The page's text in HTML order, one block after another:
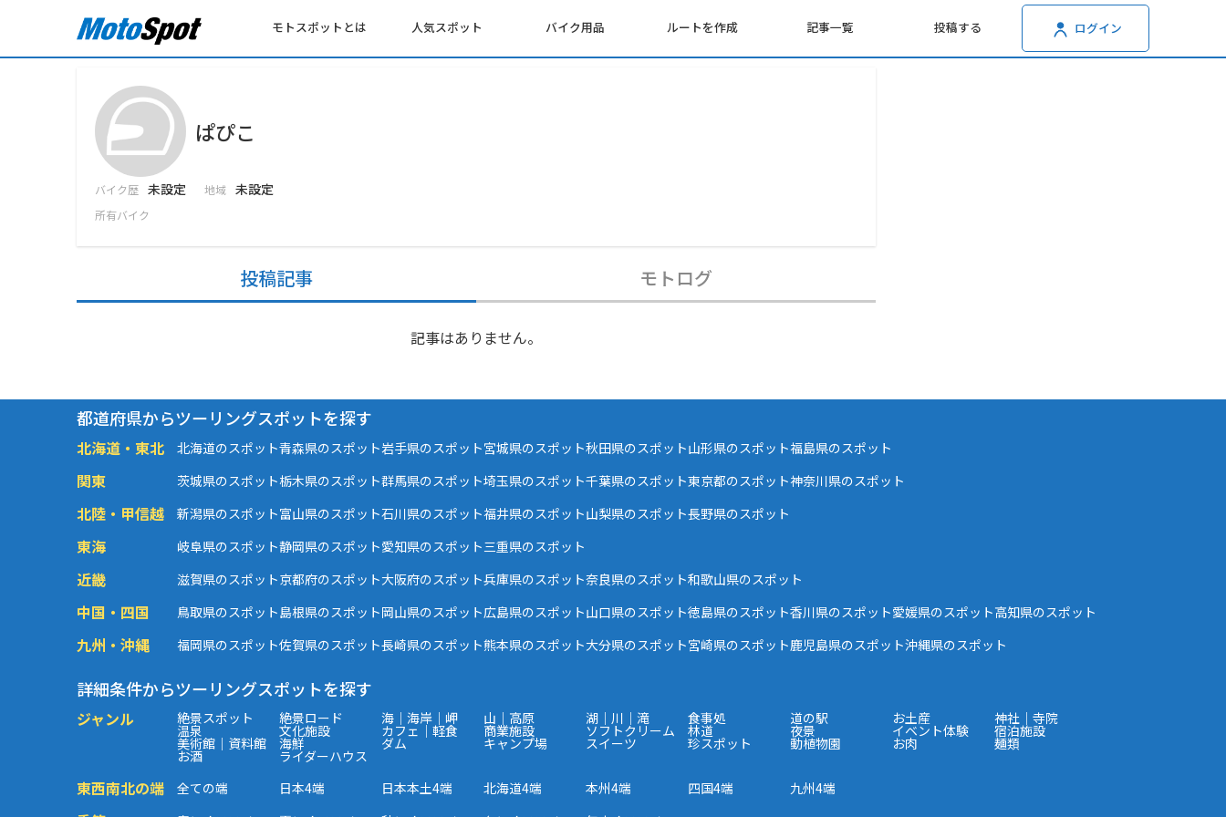
モトスポットとは 人気スポット バイク用品 ルートを作成 記事一覧 投稿する ログイン
ぱぴこ
バイク歴 未設定 地域 未設定
所有バイク
投稿記事 モトログ
記事はありません。
都道府県からツーリングスポットを探す
北海道・東北 北海道のスポット青森県のスポット岩手県のスポット宮城県のスポット秋田県のスポット山形県のスポット福島県のスポット
関東 茨城県のスポット栃木県のスポット群馬県のスポット埼玉県のスポット千葉県のスポット東京都のスポット神奈川県のスポット
北陸・甲信越 新潟県のスポット富山県のスポット石川県のスポット福井県のスポット山梨県のスポット長野県のスポット
東海 岐阜県のスポット静岡県のスポット愛知県のスポット三重県のスポット
近畿 滋賀県のスポット京都府のスポット大阪府のスポット兵庫県のスポット奈良県のスポット和歌山県のスポット
中国・四国 鳥取県のスポット島根県のスポット岡山県のスポット広島県のスポット山口県のスポット徳島県のスポット香川県のスポット愛媛県のスポット高知県のスポット
九州・沖縄 福岡県のスポット佐賀県のスポット長崎県のスポット熊本県のスポット大分県のスポット宮崎県のスポット鹿児島県のスポット沖縄県のスポット
詳細条件からツーリングスポットを探す
ジャンル 絶景スポット 絶景ロード 海｜海岸｜岬 山｜高原 湖｜川｜滝 食事処 道の駅 お土産 神社｜寺院
温泉 文化施設 カフェ｜軽食 商業施設 ソフトクリーム 林道 夜景 イベント体験 宿泊施設
美術館｜資料館 海鮮 ダム キャンプ場 スイーツ 珍スポット 動植物園 お肉 麺類
お酒 ライダーハウス
東西南北の端 全ての端 日本4端 日本本土4端 北海道4端 本州4端 四国4端 九州4端